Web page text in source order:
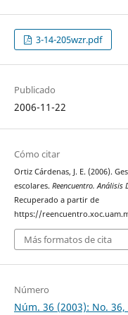
3-14-205wzr.pdf
Publicado
2006-11-22
Cómo citar
Ortiz Cárdenas, J. E. (2006).
escolares. Reencuentro. Análisis
Recuperado a partir de
https://
Más formatos de cita
Número
Núm. 36 (2003): No.